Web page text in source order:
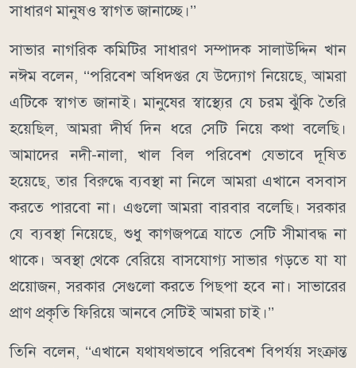
সাধারণ মানুষও স্বাগত জানাচ্ছে।’’
সাভার নাগরিক কমিটির সাধারণ সম্পাদক সালাউদ্দিন খান
নঈম বলেন, ‘‘পরিবেশ অধিদপ্তর যে উদ্যোগ নিয়েছে, আমরা
এটিকে স্বাগত জানাই। মানুষের স্বাস্থ্যের যে চরম ঝুঁকি তৈরি
হয়েছিল, আমরা দীর্ঘ দিন ধরে সেটি নিয়ে কথা বলেছি।
আমাদের নদী-নালা, খাল বিল পরিবেশ যেভাবে দূষিত
হয়েছে, তার বিরুদ্ধে ব্যবস্থা না নিলে আমরা এখানে বসবাস
করতে পারবো না। এগুলো আমরা বারবার বলেছি। সরকার
যে ব্যবস্থা নিয়েছে, শুধু কাগজপত্রে যাতে সেটি সীমাবদ্ধ না
থাকে। অবস্থা থেকে বেরিয়ে বাসযোগ্য সাভার গড়তে যা যা
প্রয়োজন, সরকার সেগুলো করতে পিছপা হবে না। সাভারের
প্রাণ প্রকৃতি ফিরিয়ে আনবে সেটিই আমরা চাই।’’
তিনি বলেন, ‘‘এখানে যথাযথভাবে পরিবেশ বিপর্যয় সংক্রান্ত